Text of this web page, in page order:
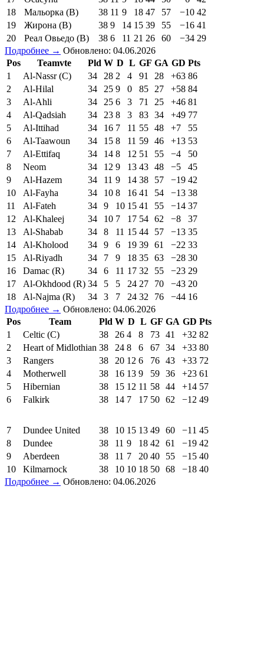
18
Мальорка (В) 38 11 9 18 47 57 −10 42
19
Жирона (В) 38 9 14 15 39 55 −16 41
20
Реал Овьедо (В) 38 6 11 21 26 60 −34 29
Подробнее → Обновлено: 04.06.2026
Pos
Teamvte Pld W D L GF GA GD Pts
1
Al-Nassr (C) 34 28 2 4 91 28 +63 86
2
Al-Hilal 34 25 9 0 85 27 +58 84
3
Al-Ahli 34 25 6 3 71 25 +46 81
4
Al-Qadsiah 34 23 8 3 83 34 +49 77
5
Al-Ittihad 34 16 7 11 55 48 +7
55
6
Al-Taawoun 34 15 8 11 59 46 +13 53
7
Al-Ettifaq 34 14 8 12 51 55 −4
50
8
Neom 34 12 9 13 43 48 −5
45
9
Al-Hazem 34 11 9 14 38 57 −19 42
10
Al-Fayha 34 10 8 16 41 54 −13 38
11
Al-Fateh 34 9 10 15 41 55 −14 37
12
Al-Khaleej 34 10 7 17 54 62 −8
37
13
Al-Shabab 34 8 11 15 44 57 −13 35
14
Al-Kholood 34 9 6 19 39 61 −22 33
15
Al-Riyadh 34 7 9 18 35 63 −28 30
16
Damac (R) 34 6 11 17 32 55 −23 29
17
Al-Okhdood (R) 34 5 5 24 27 70 −43 20
18
Al-Najma (R) 34 3 7 24 32 76 −44 16
Подробнее → Обновлено: 04.06.2026
Pos
Team Pld W D L GF GA GD Pts
1
Celtic (C) 38 26 4 8 73 41 +32 82
2
Heart of Midlothian 38 24 8 6 67 34 +33 80
3
Rangers 38 20 12 6 76 43 +33 72
4
Motherwell 38 16 13 9 59 36 +23 61
5
Hibernian 38 15 12 11 58 44 +14 57
6
Falkirk 38 14 7 17 50 62 −12 49
7 Dundee United 38 10 15 13 49 60 −11 45
8
Dundee 38 11 9 18 42 61 −19 42
9
Aberdeen 38 11 7 20 40 55 −15 40
10
Kilmarnock 38 10 10 18 50 68 −18 40
Подробнее → Обновлено: 04.06.2026